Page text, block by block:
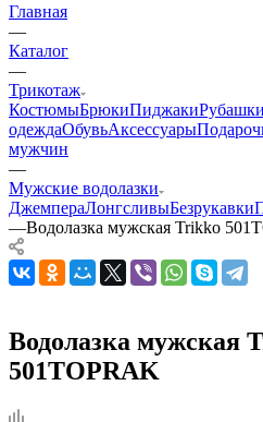
Главная
—
Каталог
—
Трикотаж
КостюмыБрюкиПиджакиРубашки
одеждаОбувьАксессуары
мужчин
—
Мужские водолазки
ДжемпераЛонгсливыБезрукавки
—Водолазка мужская Trikko
Водолазка мужская
501TOPRAK